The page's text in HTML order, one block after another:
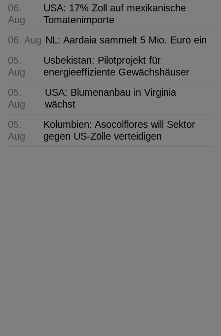
06.
Aug
USA: 17% Zoll auf mexikanische
Tomatenimporte
06. Aug NL: Aardaia sammelt 5 Mio. Euro ein
05.
Aug
Usbekistan: Pilotprojekt für
energieeffiziente Gewächshäuser
05.
Aug
USA: Blumenanbau in Virginia
wächst
05.
Aug
Kolumbien: Asocolflores will Sektor
gegen US-Zölle verteidigen